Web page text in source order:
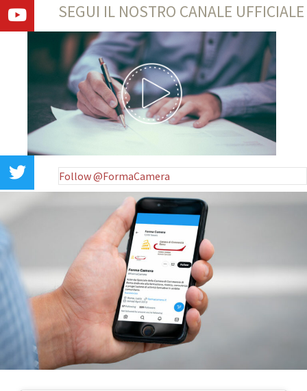
SEGUI IL NOSTRO CANALE UFFICIALE
Follow @FormaCamera